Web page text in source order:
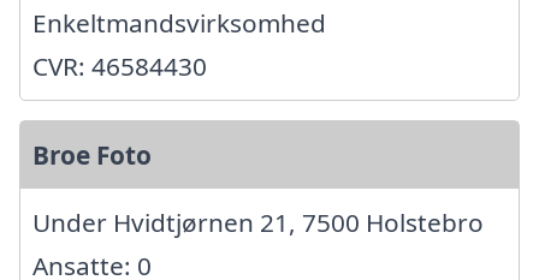
Enkeltmandsvirksomhed
CVR: 46584430
Broe Foto
Under Hvidtjørnen 21, 7500 Holstebro
Ansatte: 0